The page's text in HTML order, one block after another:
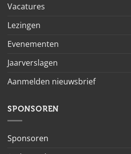
Vacatures
Lezingen
Evenementen
Jaarverslagen
Aanmelden nieuwsbrief
SPONSOREN
Sponsoren